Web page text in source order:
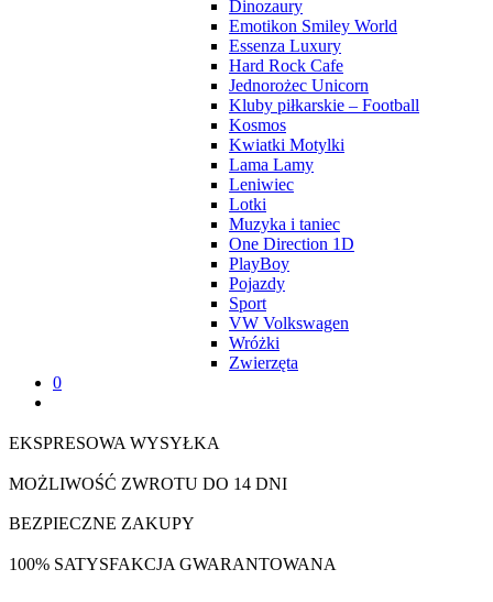
Dinozaury
Emotikon Smiley World
Essenza Luxury
Hard Rock Cafe
Jednorożec Unicorn
Kluby piłkarskie – Football
Kosmos
Kwiatki Motylki
Lama Lamy
Leniwiec
Lotki
Muzyka i taniec
One Direction 1D
PlayBoy
Pojazdy
Sport
VW Volkswagen
Wróżki
Zwierzęta
0
EKSPRESOWA WYSYŁKA
MOŻLIWOŚĆ ZWROTU DO 14 DNI
BEZPIECZNE ZAKUPY
100% SATYSFAKCJA GWARANTOWANA